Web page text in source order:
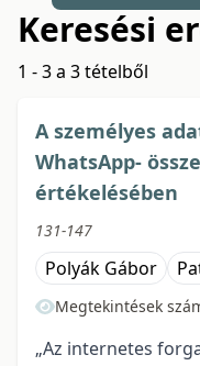
Keresési
1 - 3 a 3 tételből
A személyes
WhatsApp-
értékelésében
131-147
Polyák Gábor
Megtekintések
„Az internetes